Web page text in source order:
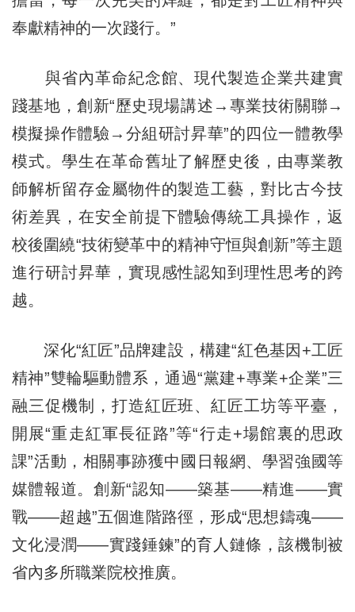
奉獻精神的一次踐行。”
與省內革命紀念館、現代製造企業共建實
踐基地，創新“歷史現場講述→專業技術關聯→
模擬操作體驗→分組研討昇華”的四位一體教學
模式。學生在革命舊址了解歷史後，由專業教
師解析留存金屬物件的製造工藝，對比古今技
術差異，在安全前提下體驗傳統工具操作，返
校後圍繞“技術變革中的精神守恒與創新”等主題
進行研討昇華，實現感性認知到理性思考的跨
越。
深化“紅匠”品牌建設，構建“紅色基因+工匠
精神”雙輪驅動體系，通過“黨建+專業+企業”三
融三促機制，打造紅匠班、紅匠工坊等平臺，
開展“重走紅軍長征路”等“行走+場館裏的思政
課”活動，相關事跡獲中國日報網、學習強國等
媒體報道。創新“認知——築基——精進——實
戰——超越”五個進階路徑，形成“思想鑄魂——
文化浸潤——實踐錘鍊”的育人鏈條，該機制被
省內多所職業院校推廣。